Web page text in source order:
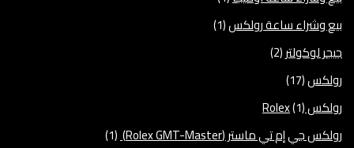
بيع وشراء ساعة رولكس(1)
جيجر لوكولتر(2)
رولكس(17)
رولكس Rolex(1)
رولكس جي إم تي ماستر (Rolex GMT-Master)
(1)